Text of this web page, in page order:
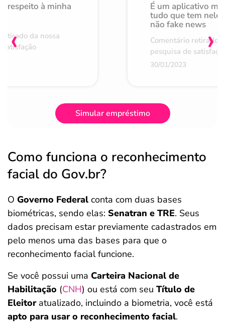
respeito à minha
da nossa
É um aplicativo
tudo que tem nele
não fake news
Comentário retirado
pesquisa de
30/01/2023
‹ ›
Simular empréstimo
Como funciona o reconhecimento
facial do Gov.br?
O Governo Federal conta com duas bases
biométricas, sendo elas: Senatran e TRE. Seus
dados precisam estar previamente cadastrados em
pelo menos uma das bases para que o
reconhecimento facial funcione.
Se você possui uma Carteira Nacional de
Habilitação (CNH) ou está com seu Título de
Eleitoratualizado, incluindo a biometria, você está
apto para usar o reconhecimento facial.